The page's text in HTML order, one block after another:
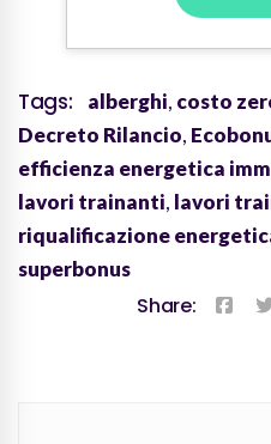
Tags: alberghi, costo
Decreto Rilancio,
efficienza energetica
lavori trainanti, lavori
riqualificazione
superbonus
Share: